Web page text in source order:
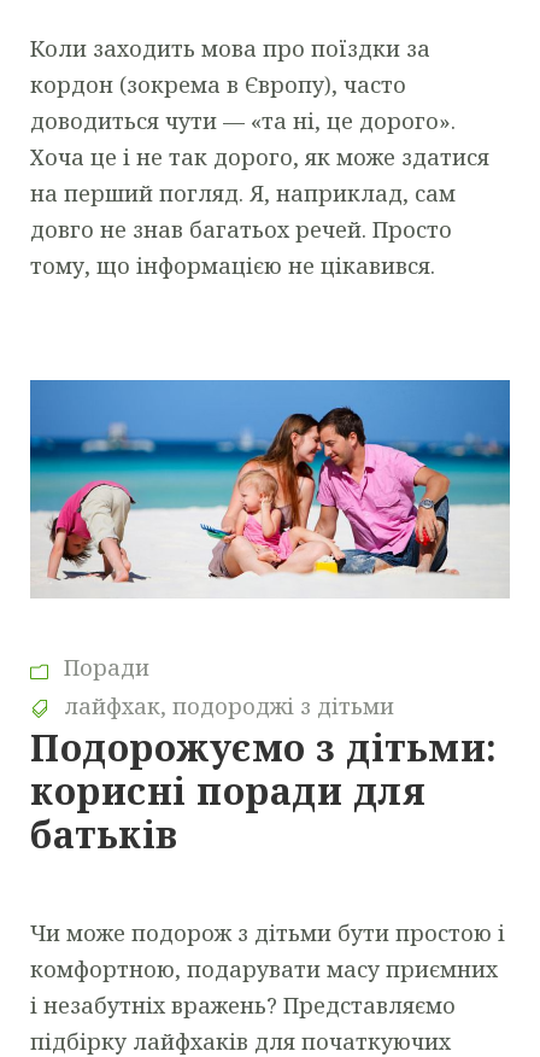
Коли заходить мова про поїздки за
кордон (зокрема в Європу), часто
доводиться чути — «та ні, це дорого».
Хоча це і не так дорого, як може здатися
на перший погляд. Я, наприклад, сам
довго не знав багатьох речей. Просто
тому, що інформацією не цікавився.
Поради
лайфхак, подороджі з дітьми
Подорожуємо з дітьми:
корисні поради для
батьків
Чи може подорож з дітьми бути простою і
комфортною, подарувати масу приємних
і незабутніх вражень? Представляємо
підбірку лайфхаків для початкуючих